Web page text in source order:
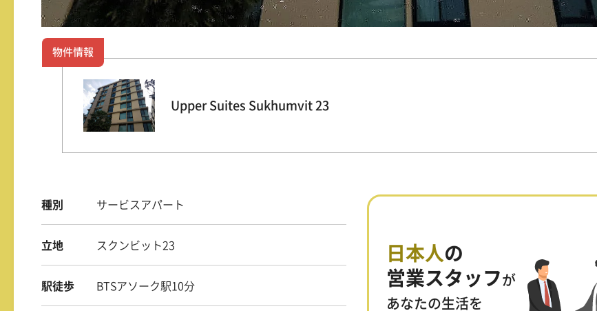
物件情報
Upper Suites Sukhumvit 23
種別 サービスアパート
立地 スクンビット23
駅徒歩 BTSアソーク駅10分
日本人 の
営業スタッフ が
あなたの生活を